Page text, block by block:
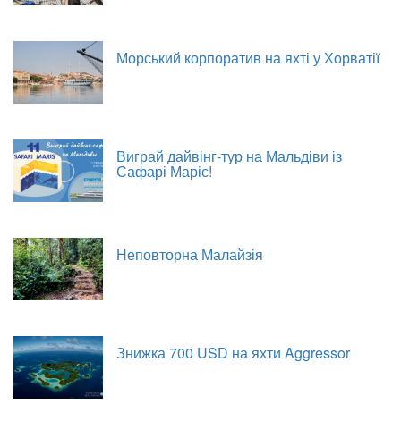
Морський корпоратив на яхті у Хорватії
Виграй дайвінг-тур на Мальдіви із
Сафарі Маріс!
Неповторна Малайзія
Знижка 700 USD на яхти Aggressor